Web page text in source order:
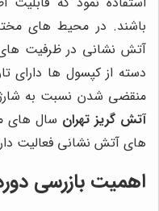
باشند. در محیط های
آتش نشانی در ظرفیت
دسته از کپسول ها دارای
منقضی شدن نسبت به شارژ
آتش گریز تهران سال های
های آتش نشانی فعالیت
اهمیت بازرسی